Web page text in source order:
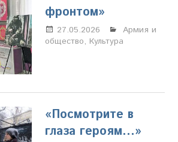
фронтом»
27.05.2026
Марина
Щербакова
Армия и
общество, Культура
«Посмотрите в
глаза героям…»